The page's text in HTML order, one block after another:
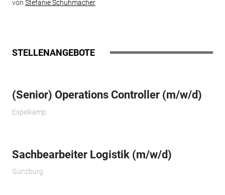
von Stefanie Schuhmacher
STELLENANGEBOTE
(Senior) Operations Controller (m/w/d)
Espelkamp
Sachbearbeiter Logistik (m/w/d)
Günzburg